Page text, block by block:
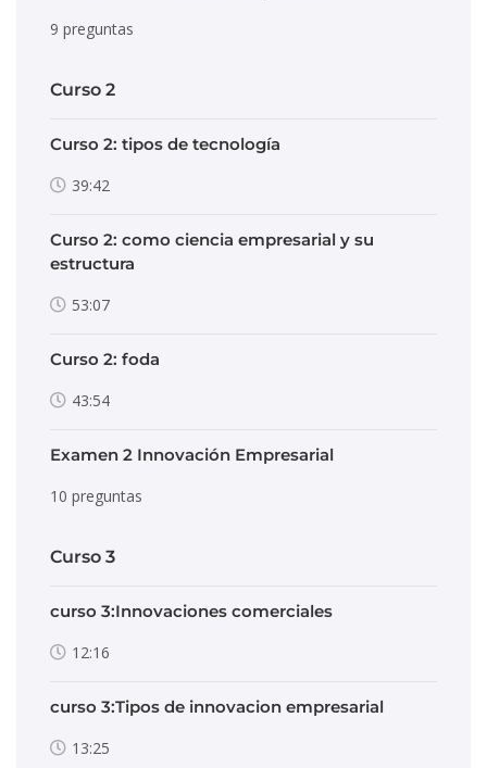
9 preguntas
Curso 2
Curso 2: tipos de tecnología
39:42
Curso 2: como ciencia empresarial y su
estructura
53:07
Curso 2: foda
43:54
Examen 2 Innovación Empresarial
10 preguntas
Curso 3
curso 3:Innovaciones comerciales
12:16
curso 3:Tipos de innovacion empresarial
13:25